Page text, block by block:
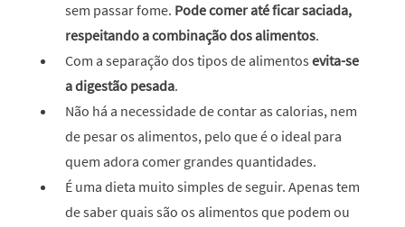
sem passar fome. Pode comer até ficar saciada,
respeitando a combinação dos alimentos.
Com a separação dos tipos de alimentos evita-se
a digestão pesada.
Não há a necessidade de contar as calorias, nem
de pesar os alimentos, pelo que é o ideal para
quem adora comer grandes quantidades.
É uma dieta muito simples de seguir. Apenas tem
de saber quais são os alimentos que podem ou